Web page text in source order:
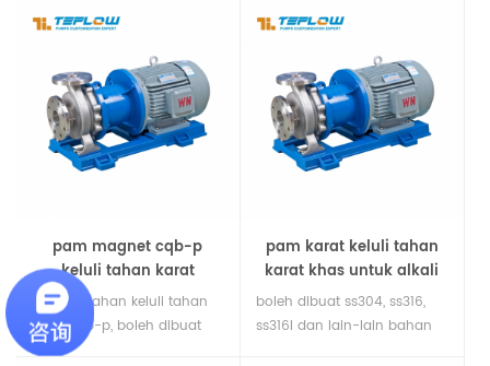
304,316.316l dan keluli tahan
karat double fasa keluli
tahan karat. ia adalah pam
pemindahan yang sangat
baik dan pam
pemunggahan untuk
mengangkut pelbagai
daripada keluli tahan karat,
menyampaikan asid organik,
sebatian organik, asid dan
alkali, dengan rintangan
kakisan yang baik,
menggunakan jenis peranti
kedap mekanikal yang baru,
pam magnet cqb-p
keluli tahan karat
bahan-bahan keluli tahan
karat cqb-p, boleh dibuat
daripada bahan-bahan
pam karat keluli tahan
karat khas untuk alkali
(alkali)
boleh dibuat ss304, ss316,
ss316l dan lain-lain bahan